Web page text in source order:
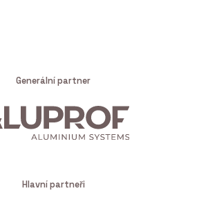
Generální partner
Hlavní partneři